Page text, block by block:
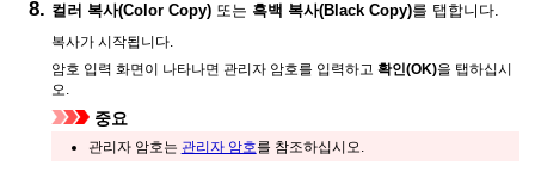
컬러 복사(Color Copy) 또는 흑백 복사(Black Copy)를 탭합니다.
복사가 시작됩니다.
암호 입력 화면이 나타나면 관리자 암호를 입력하고확인(OK)을 탭하십시
오.
중요
관리자 암호는 관리자 암호를 참조하십시오.